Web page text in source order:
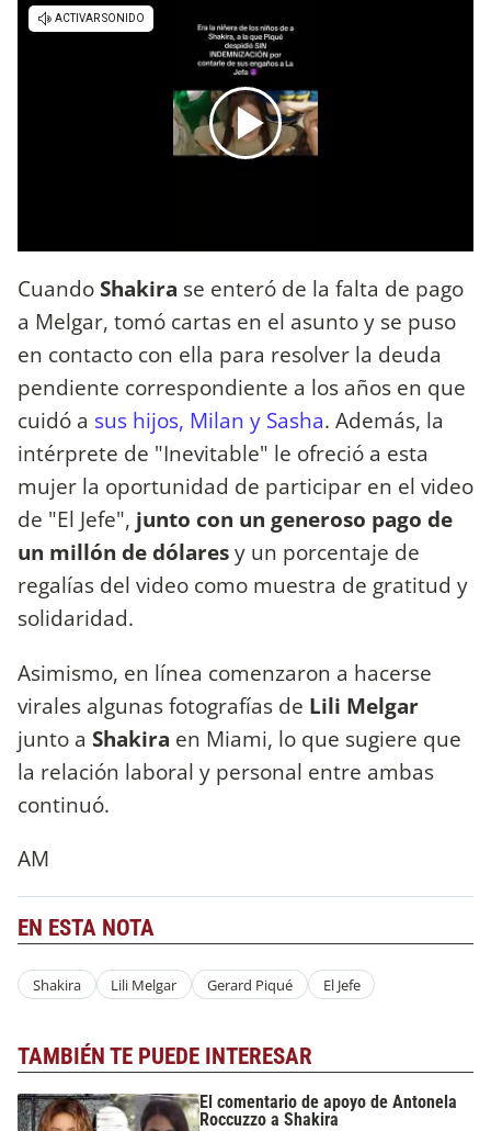
CuandoShakira se enteró de la falta de pago
a Melgar, tomó cartas en el asunto y se puso
en contacto con ella para resolver la deuda
pendiente correspondiente a los años en que
cuidó a sus hijos, Milan y Sasha. Además, la
intérprete de "Inevitable" le ofreció a esta
mujer la oportunidad de participar en el video
de "El Jefe", junto con un generoso pago de
un millón de dólaresy un porcentaje de
regalías del video como muestra de gratitud y
solidaridad.
Asimismo, en línea comenzaron a hacerse
virales algunas fotografías de Lili Melgar
junto a Shakira en Miami, lo que sugiere que
la relación laboral y personal entre ambas
continuó.
AM
EN ESTA NOTA
Shakira Lili Melgar Gerard Piqué El Jefe
TAMBIÉN TE PUEDE INTERESAR
El comentario de apoyo de Antonela
Roccuzzo a Shakira